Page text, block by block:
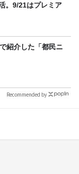
。9/21はプレミア
紹介した「都民ニ
Recommended by